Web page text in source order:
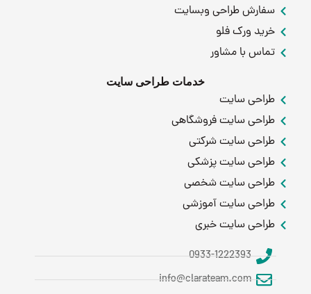
سفارش طراحی وبسایت
خرید ورک فلو
تماس با مشاور
خدمات طراحی سایت
طراحی سایت
طراحی سایت فروشگاهی
طراحی سایت شرکتی
طراحی سایت پزشکی
طراحی سایت شخصی
طراحی سایت آموزشی
طراحی سایت خبری
0933-1222393
info@clarateam.com